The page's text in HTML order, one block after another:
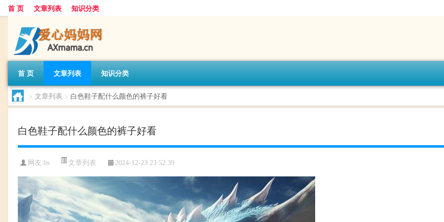
首 页 文章列表 知识分类
首 页 文章列表 知识分类
> 文章列表 > 白色鞋子配什么颜色的裤子好看
白色鞋子配什么颜色的裤子好看
网友:bs 文章列表 2024-12-23 23:52:39